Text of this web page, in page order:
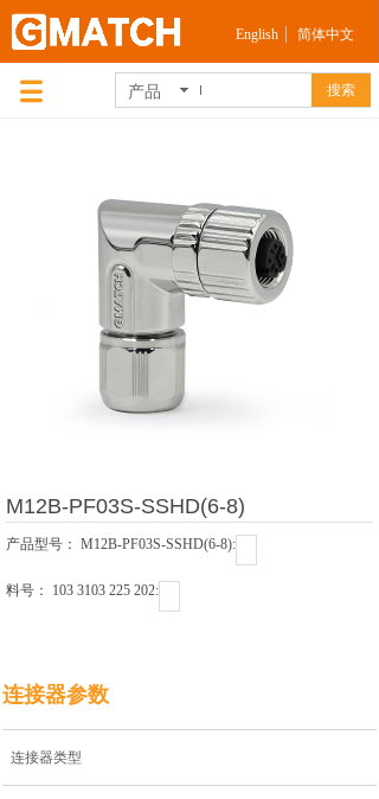
English 简体中文
产品 搜索
M12B-PF03S-SSHD(6-8)
产品型号： M12B-PF03S-SSHD(6-8)ㅤㅤㅤㅤㅤㅤㅤㅤㅤㅤㅤㅤ:
料号： 103 3103 225 202ㅤㅤㅤㅤㅤㅤㅤㅤㅤㅤ:
连接器参数
连接器类型